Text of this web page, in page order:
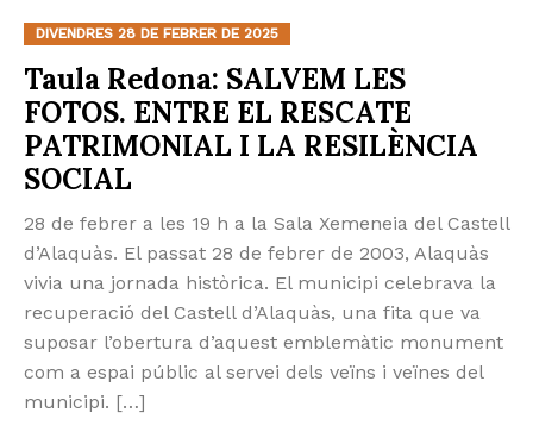
DIVENDRES 28 DE FEBRER DE 2025
Taula Redona: SALVEM LES
FOTOS. ENTRE EL RESCATE
PATRIMONIAL I LA RESILÈNCIA
SOCIAL
28 de febrer a les 19 h a la Sala Xemeneia del Castell
d’Alaquàs. El passat 28 de febrer de 2003, Alaquàs
vivia una jornada històrica. El municipi celebrava la
recuperació del Castell d’Alaquàs, una fita que va
suposar l’obertura d’aquest emblemàtic monument
com a espai públic al servei dels veïns i veïnes del
municipi. […]